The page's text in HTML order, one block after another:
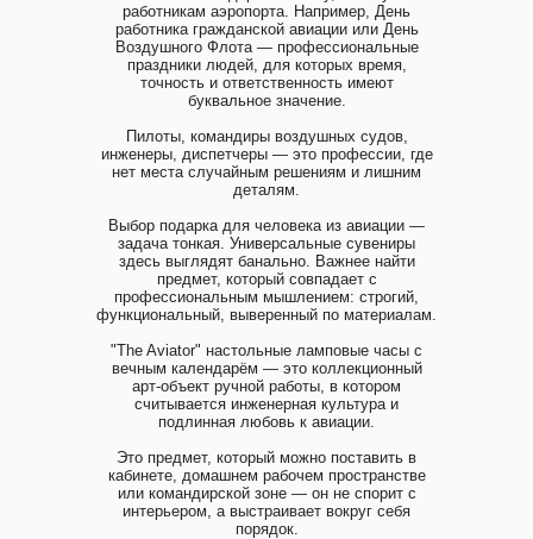
работникам аэропорта. Например, День
работника гражданской авиации или День
Воздушного Флота — профессиональные
праздники людей, для которых время,
точность и ответственность имеют
буквальное значение.
Пилоты, командиры воздушных судов,
инженеры, диспетчеры — это профессии, где
нет места случайным решениям и лишним
деталям.
Выбор подарка для человека из авиации —
задача тонкая. Универсальные сувениры
здесь выглядят банально. Важнее найти
предмет, который совпадает с
профессиональным мышлением: строгий,
функциональный, выверенный по материалам.
"The Aviator" настольные ламповые часы с
вечным календарём — это коллекционный
арт-объект ручной работы, в котором
считывается инженерная культура и
подлинная любовь к авиации.
Это предмет, который можно поставить в
кабинете, домашнем рабочем пространстве
или командирской зоне — он не спорит с
интерьером, а выстраивает вокруг себя
порядок.